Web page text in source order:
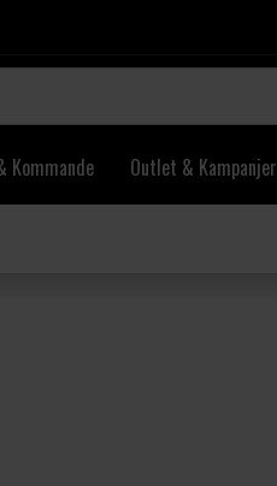
Kommande Outlet & Kampanjer